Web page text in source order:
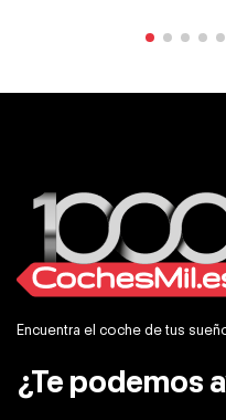
Encuentra el coche de tus
¿Te podemos